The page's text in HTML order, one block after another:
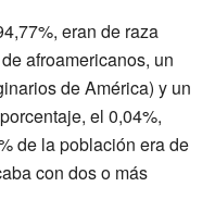
eran de raza
afroamericanos, un
de América) y un
el 0,04%,
de la población era de
con dos o más